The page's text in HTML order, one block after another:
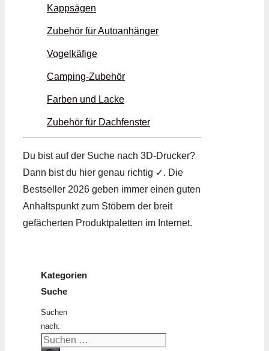
Kappsägen
Zubehör für Autoanhänger
Vogelkäfige
Camping-Zubehör
Farben und Lacke
Zubehör für Dachfenster
Du bist auf der Suche nach 3D-Drucker?
Dann bist du hier genau richtig ✓. Die
Bestseller 2026 geben immer einen guten
Anhaltspunkt zum Stöbern der breit
gefächerten Produktpaletten im Internet.
Kategorien
Suche
Suchen
nach: